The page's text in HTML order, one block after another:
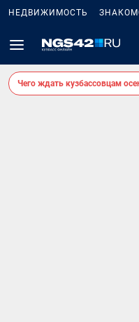
НЕДВИЖИМОСТЬ
Чего ждать кузбассовцам